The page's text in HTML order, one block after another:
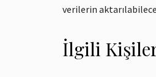
verilerin
İlgili